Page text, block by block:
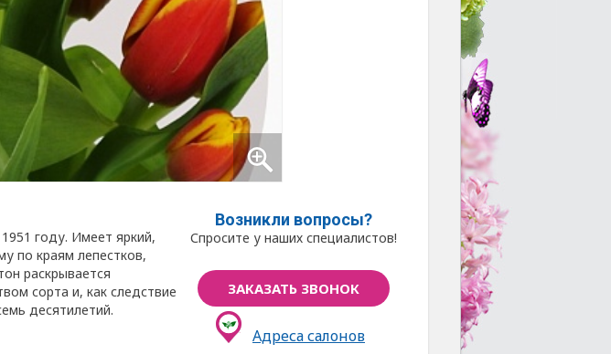
году. Имеет яркий,
по краям лепестков,
раскрывается
сорта и, как следствие
десятилетий.
Возникли вопросы?
Спросите у наших специалистов!
ЗАКАЗАТЬ ЗВОНОК
Адреса салонов